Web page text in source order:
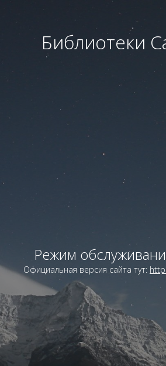
Библиотеки
Режим
Официальная версия сайта тут: